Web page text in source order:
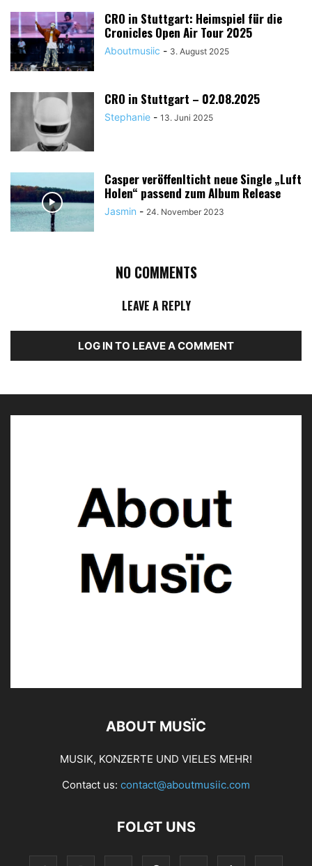
CRO in Stuttgart: Heimspiel für die
Cronicles Open Air Tour 2025
Aboutmusiic - 3. August 2025
CRO in Stuttgart – 02.08.2025
Stephanie - 13. Juni 2025
Casper veröffenlticht neue Single „Luft
Holen“ passend zum Album Release
Jasmin - 24. November 2023
NO COMMENTS
LEAVE A REPLY
LOG IN TO LEAVE A COMMENT
ABOUT MUSÏC
MUSIK, KONZERTE UND VIELES MEHR!
Contact us: contact@aboutmusiic.com
FOLGT UNS